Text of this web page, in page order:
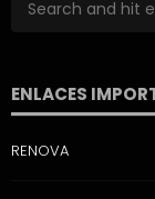
ENLACES
RENOVA